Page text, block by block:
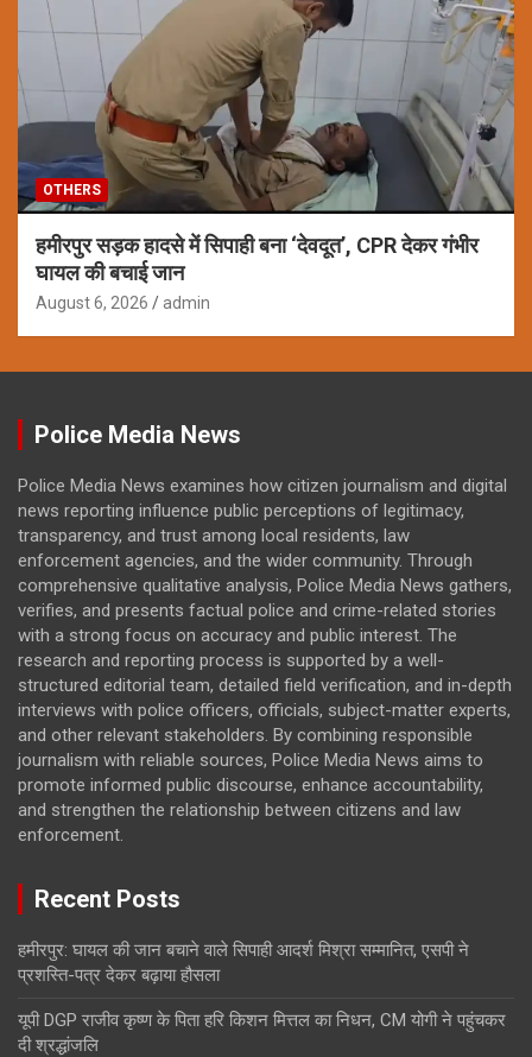
OTHERS
हमीरपुर सड़क हादसे में सिपाही बना ‘देवदूत’, CPR देकर गंभीर
घायल की बचाई जान
August 6, 2026 admin
Police Media News
Police Media News examines how citizen journalism and digital
news reporting influence public perceptions of legitimacy,
transparency, and trust among local residents, law
enforcement agencies, and the wider community. Through
comprehensive qualitative analysis, Police Media News gathers,
verifies, and presents factual police and crime-related stories
with a strong focus on accuracy and public interest. The
research and reporting process is supported by a well-
structured editorial team, detailed field verification, and in-depth
interviews with police officers, officials, subject-matter experts,
and other relevant stakeholders. By combining responsible
journalism with reliable sources, Police Media News aims to
promote informed public discourse, enhance accountability,
and strengthen the relationship between citizens and law
enforcement.
Recent Posts
हमीरपुर: घायल की जान बचाने वाले सिपाही आदर्श मिश्रा सम्मानित, एसपी ने
प्रशस्ति-पत्र देकर बढ़ाया हौसला
यूपी DGP राजीव कृष्ण के पिता हरि किशन मित्तल का निधन, CM योगी ने पहुंचकर
दी श्रद्धांजलि